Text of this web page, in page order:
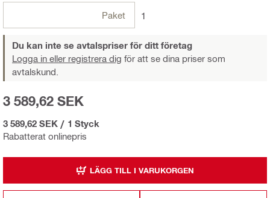
Paket 1
Du kan inte se avtalspriser för ditt företag
Logga in eller registrera dig för att se dina priser som
avtalskund.
Rabatterat onlinepris
3 589,62 SEK
3 589,62 SEK / 1 Styck
LÄGG TILL I VARUKORGEN